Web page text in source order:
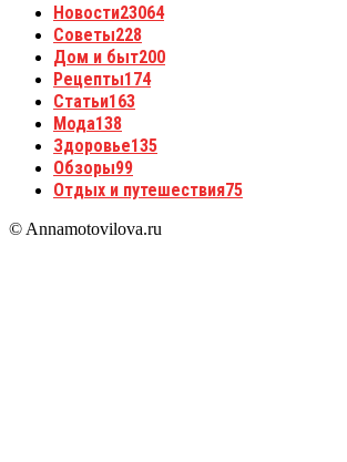
Новости23064
Советы228
Дом и быт200
Рецепты174
Статьи163
Мода138
Здоровье135
Обзоры99
Отдых и путешествия75
© Annamotovilova.ru